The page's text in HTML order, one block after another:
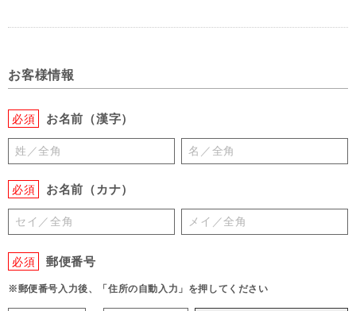
お客様情報
必須 お名前（漢字）
必須 お名前（カナ）
必須 郵便番号
※郵便番号入力後、「住所の自動入力」を押してください